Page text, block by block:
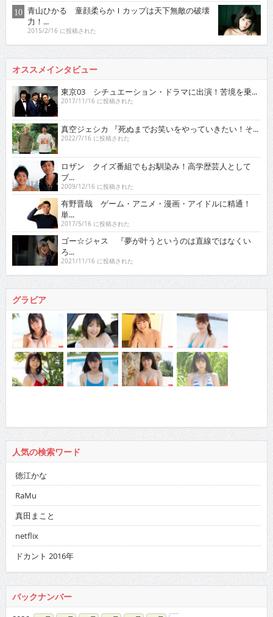
青山ひかる 童顔柔らかＩカップは天下無敵の破壊
力！...
2015/2/16 に投稿された
オススメインタビュー
東京03 シチュエーション・ドラマに出演！苦境を乗...
2017/11/16 に投稿された
真空ジェシカ 『死ぬまでお笑いをやっていきたい！そ...
2022/7/16 に投稿された
ロザン クイズ番組でもお馴染み！高学歴芸人として
ブ...
2009/12/16 に投稿された
有野晋哉 ゲーム・アニメ・漫画・アイドルに精通！
単...
2017/5/16 に投稿された
ゴー☆ジャス 『夢が叶うというのは直線ではなくい
ろ...
2021/11/16 に投稿された
グラビア
人気の検索ワード
徳江かな
RaMu
真田まこと
netflix
ドカント 2016年
バックナンバー